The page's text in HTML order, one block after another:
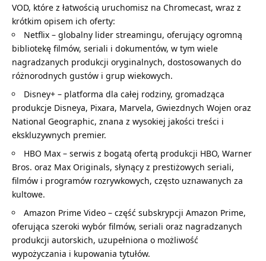
VOD, które z łatwością uruchomisz na Chromecast, wraz z
krótkim opisem ich oferty:
Netflix – globalny lider streamingu, oferujący ogromną
bibliotekę filmów, seriali i dokumentów, w tym wiele
nagradzanych produkcji oryginalnych, dostosowanych do
różnorodnych gustów i grup wiekowych.
Disney+ – platforma dla całej rodziny, gromadząca
produkcje Disneya, Pixara, Marvela, Gwiezdnych Wojen oraz
National Geographic, znana z wysokiej jakości treści i
ekskluzywnych premier.
HBO Max – serwis z bogatą ofertą produkcji HBO, Warner
Bros. oraz Max Originals, słynący z prestiżowych seriali,
filmów i programów rozrywkowych, często uznawanych za
kultowe.
Amazon Prime Video – część subskrypcji Amazon Prime,
oferująca szeroki wybór filmów, seriali oraz nagradzanych
produkcji autorskich, uzupełniona o możliwość
wypożyczania i kupowania tytułów.